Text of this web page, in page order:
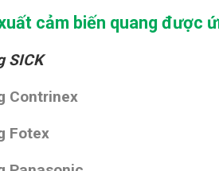
cảm biến quang được
SICK
Contrinex
Fotex